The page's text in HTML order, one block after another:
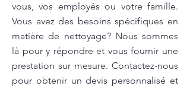
vous, vos employés ou votre famille.
Vous avez des besoins spécifiques en
matière de nettoyage? Nous sommes
là pour y répondre et vous fournir une
prestation sur mesure. Contactez-nous
pour obtenir un devis personnalisé et